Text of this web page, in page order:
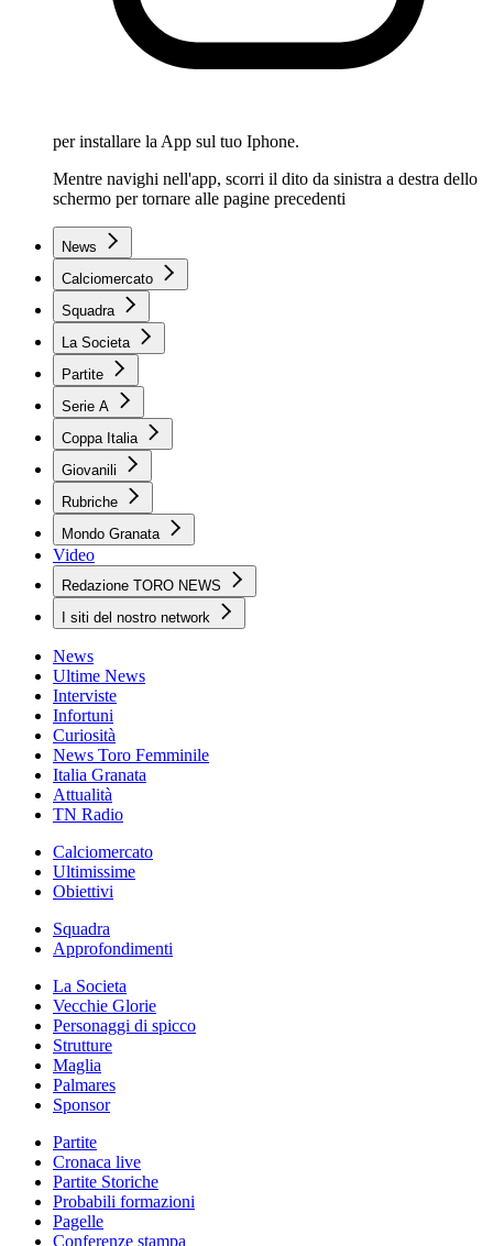
per installare la App sul tuo Iphone.
Mentre navighi nell'app, scorri il dito da sinistra a destra dello
schermo per tornare alle pagine precedenti
News
Calciomercato
Squadra
La Societa
Partite
Serie A
Coppa Italia
Giovanili
Rubriche
Mondo Granata
Video
Redazione TORO NEWS
I siti del nostro network
News
Ultime News
Interviste
Infortuni
Curiosità
News Toro Femminile
Italia Granata
Attualità
TN Radio
Calciomercato
Ultimissime
Obiettivi
Squadra
Approfondimenti
La Societa
Vecchie Glorie
Personaggi di spicco
Strutture
Maglia
Palmares
Sponsor
Partite
Cronaca live
Partite Storiche
Probabili formazioni
Pagelle
Conferenze stampa